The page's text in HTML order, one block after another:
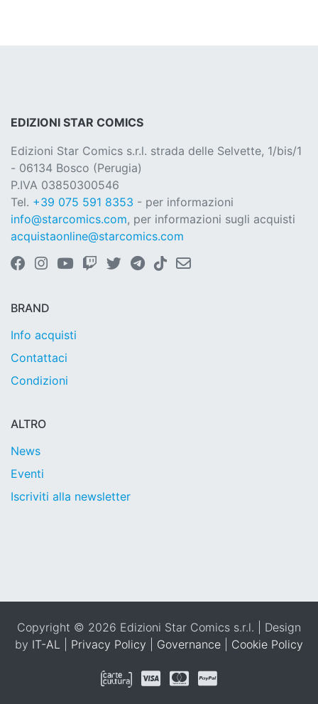
EDIZIONI STAR COMICS
Edizioni Star Comics s.r.l. strada delle Selvette, 1/bis/1
- 06134 Bosco (Perugia)
P.IVA 03850300546
Tel. +39 075 591 8353 - per informazioni
info@starcomics.com, per informazioni sugli acquisti
acquistaonline@starcomics.com
BRAND
Info acquisti
Contattaci
Condizioni
ALTRO
News
Eventi
Iscriviti alla newsletter
Copyright © 2026 Edizioni Star Comics s.r.l. | Design
by IT-AL Privacy Policy Governance Cookie Policy